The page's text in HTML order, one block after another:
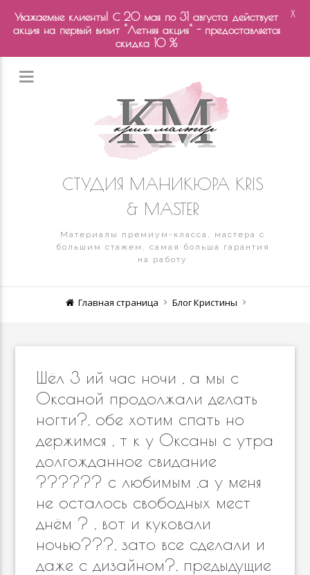
СТУДИЯ МАНИКЮРА KRIS
& MASTER
Материалы премиум-класса, мастера с
большим стажем, самая больша гарантия
на работу
Главная страница Блог Кристины
Шёл 3 ий час ночи , а мы с
Оксаной продолжали делать
ногти?, обе хотим спать но
держимся , т к у Оксаны с утра
долгожданное свидание
?????? с любимым ,а у меня
не осталось свободных мест
днём ? , вот и куковали
ночью???, зато все сделали и
даже с дизайном?, предыдущие
Уважаемые клиенты! С 20 мая по 31 августа действует
акция на первый визит "Летняя акция" - предоставляется
скидка 10 %
X